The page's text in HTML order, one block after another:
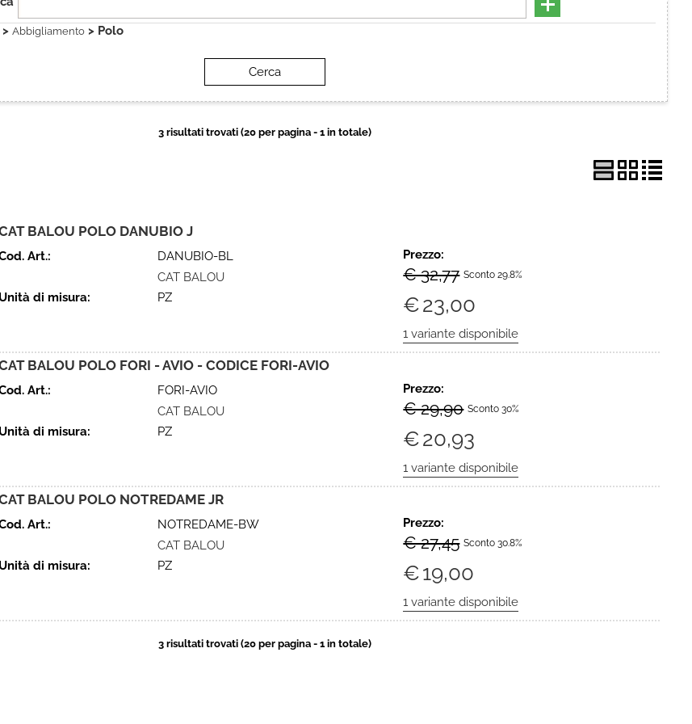
> Abbigliamento > Polo
3 risultati trovati (20 per pagina - 1 in totale)
BALOU POLO DANUBIO J
Art.:
DANUBIO-BL
CAT BALOU
Unità di misura:
PZ
Prezzo:
€ 32,77 Sconto 29.8%
€23,00
BALOU POLO FORI - AVIO - CODICE FORI-AVIO
Art.:
FORI-AVIO
CAT BALOU
Unità di misura:
PZ
Prezzo:
€ 29,90 Sconto 30%
€20,93
BALOU POLO NOTREDAME JR
Art.:
NOTREDAME-BW
CAT BALOU
Unità di misura:
PZ
Prezzo:
€ 27,45 Sconto 30.8%
€19,00
3 risultati trovati (20 per pagina - 1 in totale)